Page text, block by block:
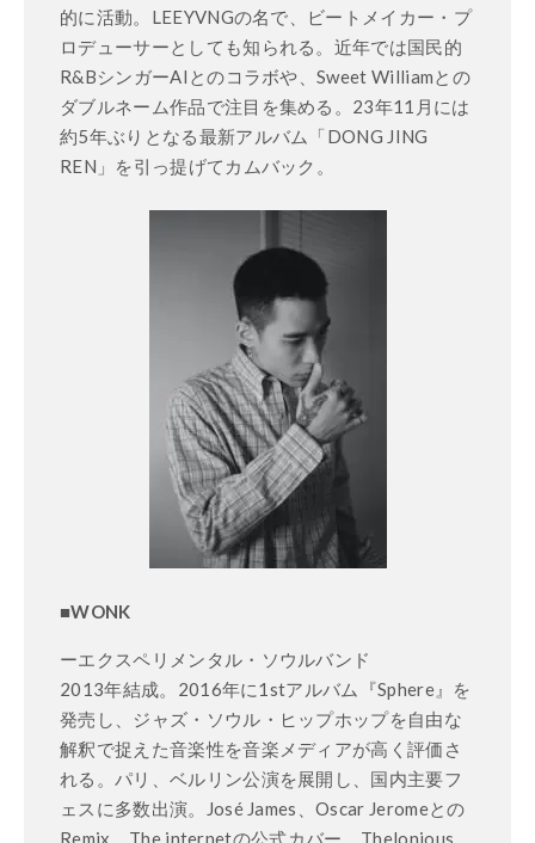
的に活動。LEEYVNGの名で、ビートメイカー・プ
ロデューサーとしても知られる。近年では国民的
R&BシンガーAIとのコラボや、Sweet Williamとの
ダブルネーム作品で注目を集める。23年11月には
約5年ぶりとなる最新アルバム「DONG JING
REN」を引っ提げてカムバック。
■WONK
ーエクスペリメンタル・ソウルバンド
2013年結成。2016年に1stアルバム『Sphere』を
発売し、ジャズ・ソウル・ヒップホップを自由な
解釈で捉えた音楽性を音楽メディアが高く評価さ
れる。パリ、ベルリン公演を展開し、国内主要フ
ェスに多数出演。José James、Oscar Jeromeとの
Remix、The internetの公式カバー、Thelonious